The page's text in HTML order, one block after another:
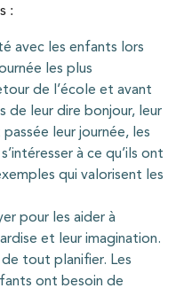
:
avec les enfants lors
les plus
de l’école et avant
de leur dire bonjour, leur
leur journée, les
à ce qu’ils ont
qui valorisent les
pour les aider à
et leur imagination.
tout planifier. Les
ont besoin de